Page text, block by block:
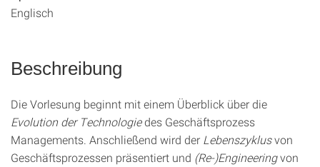
Englisch
Beschreibung
Die Vorlesung beginnt mit einem Überblick über die
Evolution der Technologiedes Geschäftsprozess
Managements. Anschließend wird der Lebenszyklusvon
Geschäftsprozessen präsentiert und (Re-)Engineeringvon